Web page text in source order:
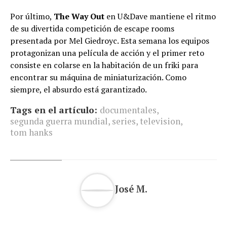
Por último, The Way Out en U&Dave mantiene el ritmo
de su divertida competición de escape rooms
presentada por Mel Giedroyc. Esta semana los equipos
protagonizan una película de acción y el primer reto
consiste en colarse en la habitación de un friki para
encontrar su máquina de miniaturización. Como
siempre, el absurdo está garantizado.
Tags en el artículo: documentales,
segunda guerra mundial, series, television,
tom hanks
José M.